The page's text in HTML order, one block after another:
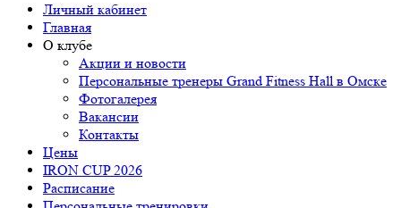
Личный кабинет
Главная
О клубе
Акции и новости
Персональные тренеры Grand Fitness Hallв Омске
Фотогалерея
Вакансии
Контакты
Цены
IRON CUP 2026
Расписание